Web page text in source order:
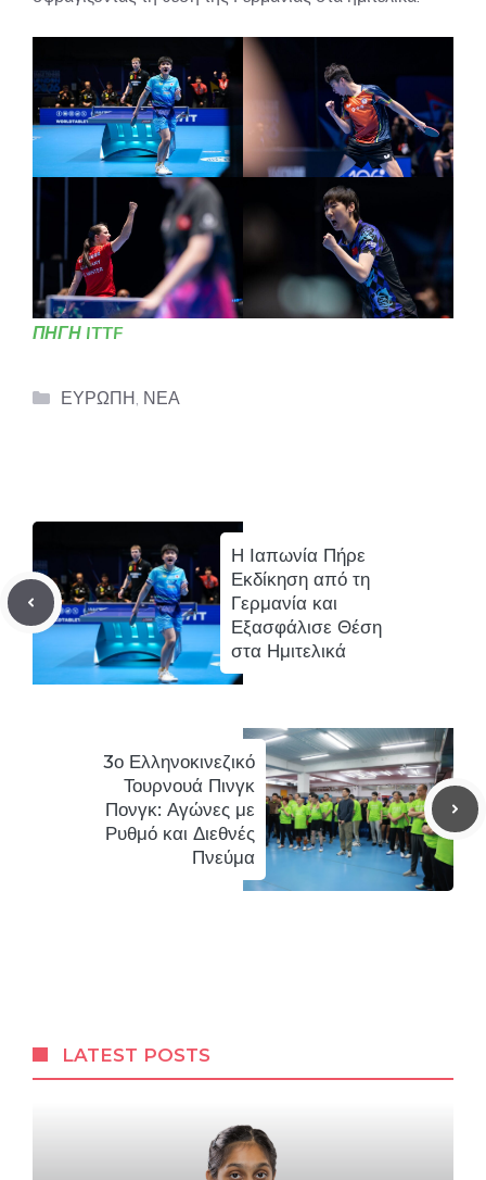
ΠΗΓΗ ITTF
Categories
ΕΥΡΩΠΗ ΝΕΑ
Η Ιαπωνία Πήρε
Εκδίκηση από τη
Γερμανία και
Εξασφάλισε Θέση
στα Ημιτελικά
3ο Ελληνοκινεζικό
Τουρνουά Πινγκ
Πονγκ: Αγώνες με
Ρυθμό και Διεθνές
Πνεύμα
LATEST POSTS